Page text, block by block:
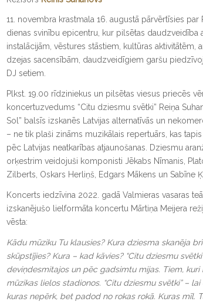
11. novembra krastmala 16. augustā pārvērtīsies par
dienas svinību epicentru, kur pilsētas daudzveidība
instalācijām, vēstures stāstiem, kultūras aktivitātēm,
dzejas sacensībām, daudzveidīgiem garšu
DJ setiem.
Plkst. 19.00 rīdziniekus un pilsētas viesus priecēs
koncertuzvedums “Citu dziesmu svētki” Reiņa
Sol” balsīs izskanēs Latvijas alternatīvās un
– ne tik plaši zināms muzikālais repertuārs, kas
pēc Latvijas neatkarības atjaunošanas. Dziesmu
orķestrim veidojuši komponisti Jēkabs Nīmanis,
Zilberts, Oskars Herliņš, Edgars Mākens un Sabīne
Koncerts iedzīvina 2022. gadā Valmieras vasaras
izskanējušo lielformāta koncertu Mārtiņa Meijera
vēsta:
Kādu mūziku Tu klausies? Kura dziesma skanēja
skūpstījies? Kura – kad kāvies? “Citu dziesmu
deviņdesmitajos un pēc gadsimtu mijas. Tiem,
mūzikas lielos stadionos. “Citu dziesmu svētki” –
kuras nepērk, bet padod no rokas rokā. Kuras mīl.